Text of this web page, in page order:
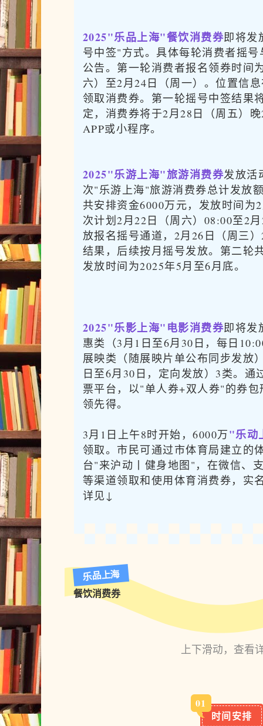
2025"乐品上海"餐饮消费券即将发
号中签"方式。具体每轮消费者摇
公告。第一轮消费者报名领券时间
六）至2月24日（周一）。位置信
领取消费券。第一轮摇号中签结果
定，消费券将于2月28日（周五）
APP或小程序。
2025"乐游上海"旅游消费券发放活
次"乐游上海"旅游消费券总计发放
共安排资金6000万元，发放时间为
次计划2月22日（周六）08:00至2
放报名摇号通道，2月26日（周三
结果，后续按月摇号发放。第二轮
发放时间为2025年5月至6月底。
2025"乐影上海"电影消费券即将发
惠类（3月1日至6月30日，每日
展映类（随展映片单公布同步发放
日至6月30日，定向发放）3类。通
票平台，以"单人券+双人券"的券
领先得。
3月1日上午8时开始，6000万"乐动
领取。市民可通过市体育局建立的
台"来沪动丨健身地图"，在微信、
等渠道领取和使用体育消费券，实
详见↓
乐品上海
餐饮消费券
上下滑动，查看
01
时间安排